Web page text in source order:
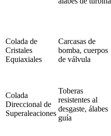
Colada de
Cristales
Equiaxiales
Carcasas de
bomba, cuerpos
de válvula
Colada
Direccional de
Superaleaciones
Toberas
resistentes al
desgaste, álabes
guía